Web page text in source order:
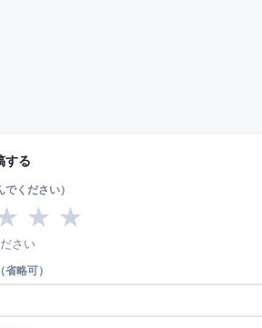
する
ください）
★ ★
さい
略可）